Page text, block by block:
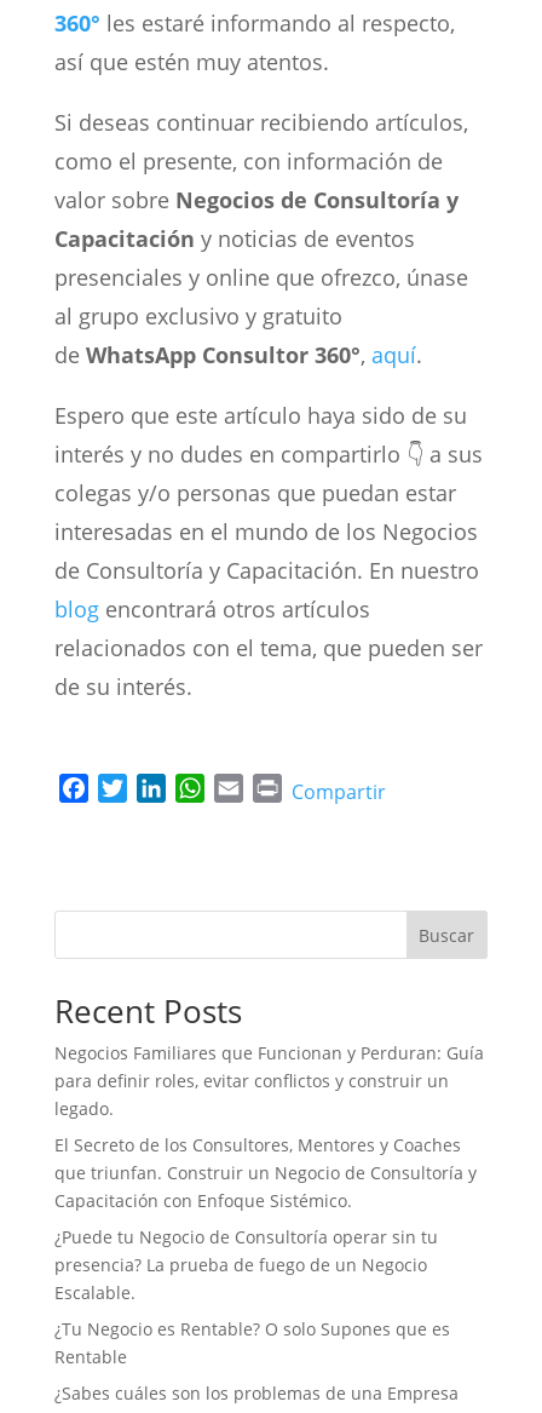
360° les estaré informando al respecto,
así que estén muy atentos.
Si deseas continuar recibiendo artículos,
como el presente, con información de
valor sobre Negocios de Consultoría y
Capacitación y noticias de eventos
presenciales y online que ofrezco, únase
al grupo exclusivo y gratuito
de WhatsApp Consultor 360°, aquí.
Espero que este artículo haya sido de su
interés y no dudes en compartirlo 👇 a sus
colegas y/o personas que puedan estar
interesadas en el mundo de los Negocios
de Consultoría y Capacitación. En nuestro
blogencontrará otros artículos
relacionados con el tema, que pueden ser
de su interés.
b
o
t
r
e
I
W
s
p
l
P
t
Compartir
Buscar
Recent Posts
Negocios Familiares que Funcionan y Perduran: Guía
para definir roles, evitar conflictos y construir un
legado.
El Secreto de los Consultores, Mentores y Coaches
que triunfan. Construir un Negocio de Consultoría y
Capacitación con Enfoque Sistémico.
¿Puede tu Negocio de Consultoría operar sin tu
presencia? La prueba de fuego de un Negocio
Escalable.
¿Tu Negocio es Rentable? O solo Supones que es
Rentable
¿Sabes cuáles son los problemas de una Empresa